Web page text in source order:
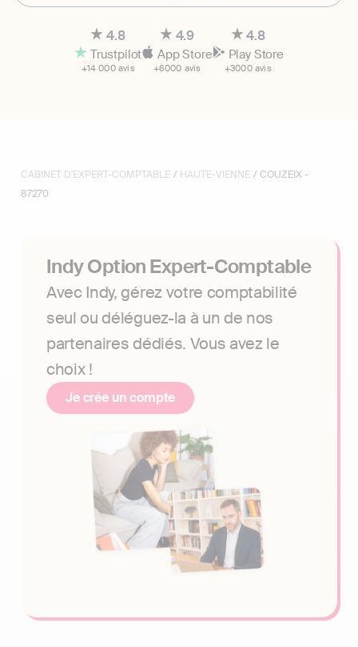
4.8
Trustpilot
+14 000 avis
4.9
App Store
+6000 avis
4.8
Play Store
+3000 avis
CABINET D'EXPERT-COMPTABLE / HAUTE-VIENNE / COUZEIX -
87270
Indy Option Expert-Comptable
Avec Indy, gérez votre comptabilité
seul ou déléguez-la à un de nos
partenaires dédiés. Vous avez le
choix !
Je crée un compte